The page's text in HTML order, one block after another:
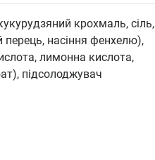
крохмаль, сіль,
перець, насіння фенхелю),
лимонна кислота,
підсолоджувач